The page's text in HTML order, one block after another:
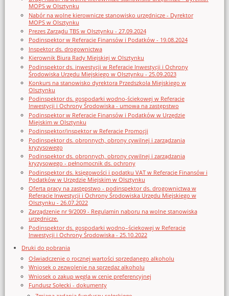
MOPS w Olsztynku
Nabór na wolne kierownicze stanowisko urzędnicze - Dyrektor
MOPS w Olsztynku
Prezes Zarządu TBS w Olsztynku - 27.09.2024
Podinspektor w Referacie Finansów i Podatków - 19.08.2024
Inspektor ds. drogownictwa
Kierownik Biura Rady Miejskiej w Olsztynku
Podinspektor ds. inwestycji w Referacie Inwestycji i Ochrony
Środowiska Urzędu Miejskiego w Olsztynku - 25.09.2023
Konkurs na stanowisko dyrektora Przedszkola Miejskiego w
Olsztynku
Podinspektor ds. gospodarki wodno-ściekowej w Referacie
Inwestycji i Ochrony Środowiska - umowa na zastępstwo
Podinspektor w Referacie Finansów i Podatków w Urzędzie
Miejskim w Olsztynku
Podinspektor/inspektor w Referacie Promocji
Podinspektor ds. obronnych, obrony cywilnej i zarządzania
kryzysowego
Podinspektor ds. obronnych, obrony cywilnej i zarządzania
kryzysowego - pełnomocnik ds. ochrony
Podinspektor ds. księgowości i podatku VAT w Referacie Finansów i
Podatków w Urzędzie Miejskim w Olsztynku
Oferta pracy na zastępstwo - podinspektor ds. drogownictwa w
Referacie Inwestycji i Ochrony Środowiska Urzędu Miejskiego w
Olsztynku - 26.07.2022
Zarządzenie nr 9/2009 - Regulamin naboru na wolne stanowiska
urzędnicze.
Podinspektor ds. gospodarki wodno–ściekowej w Referacie
Inwestycji i Ochrony Środowiska - 25.10.2022
Druki do pobrania
Oświadczenie o rocznej wartości sprzedanego alkoholu
Wniosek o zezwolenie na sprzedaz alkoholu
Wniosek o zakup węgla w cenie preferencyjnej
Fundusz Sołecki - dokumenty